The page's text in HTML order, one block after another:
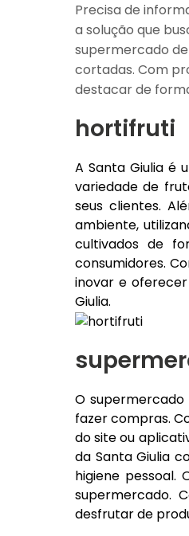
Precisa de
a solução que
supermercado
cortadas. Com
destacar de
hortifruti
A Santa Giulia é
variedade de
seus clientes.
ambiente,
cultivados de
consumidores.
inovar e
Giulia.
O
fazer compras.
do site ou
da Santa Giulia
higiene
supermercado.
desfrutar de